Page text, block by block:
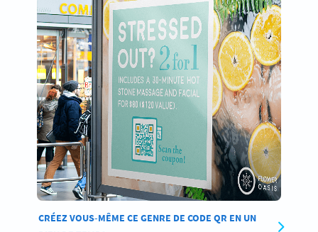
CRÉEZ VOUS-MÊME CE GENRE DE CODE QR EN UN